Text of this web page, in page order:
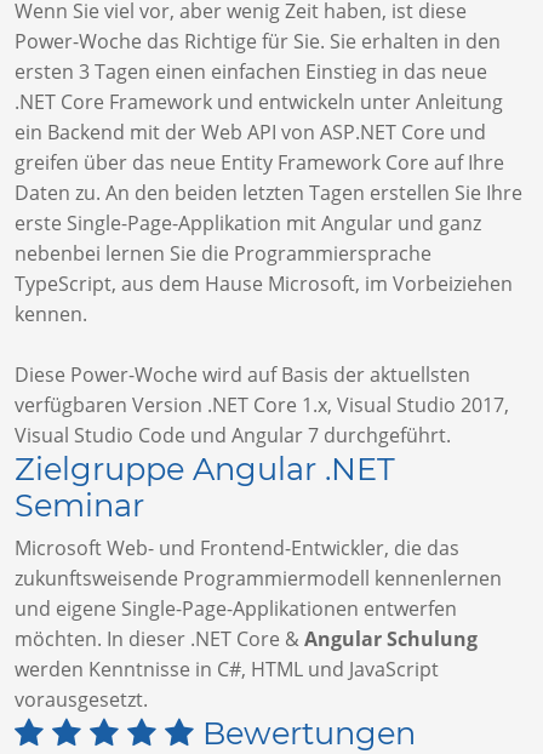
Wenn Sie viel vor, aber wenig Zeit haben, ist diese
Power-Woche das Richtige für Sie. Sie erhalten in den
ersten 3 Tagen einen einfachen Einstieg in das neue
.NET Core Framework und entwickeln unter Anleitung
ein Backend mit der Web API von ASP.NET Core und
greifen über das neue Entity Framework Core auf Ihre
Daten zu. An den beiden letzten Tagen erstellen Sie Ihre
erste Single-Page-Applikation mit Angular und ganz
nebenbei lernen Sie die Programmiersprache
TypeScript, aus dem Hause Microsoft, im Vorbeiziehen
kennen.
Diese Power-Woche wird auf Basis der aktuellsten
verfügbaren Version .NET Core 1.x, Visual Studio 2017,
Visual Studio Code und Angular 7 durchgeführt.
Zielgruppe Angular .NET
Seminar
Microsoft Web- und Frontend-Entwickler, die das
zukunftsweisende Programmiermodell kennenlernen
und eigene Single-Page-Applikationen entwerfen
möchten. In dieser .NET Core &Angular Schulung
werden Kenntnisse in C#, HTML und JavaScript
vorausgesetzt.
Bewertungen